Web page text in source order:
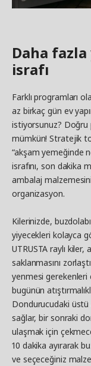
Daha fazla
israfı
Farklı programları
az birkaç gün ev
istiyorsunuz? Doğru
mümkün! Stratejik
“akşam yemeğinde
israfını, son dakika
ambalaj
organizasyon.
Kilerinizde,
yiyecekleri kolayca
UTRUSTA raylı kiler,
saklanmasını
yenmesi gerekenleri
bugünün
Dondurucudaki üstü
sağlar, bir sonraki
ulaşmak için
10 dakika ayırarak
ve seçeceğiniz